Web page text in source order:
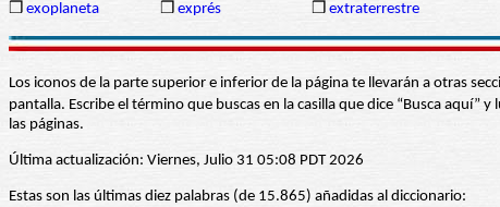
❒ exoplaneta ❒ exprés ❒ extraterrestre
Los iconos de la parte superior e inferior de la página te llevarán a otras
pantalla. Escribe el término que buscas en la casilla que dice “Busca
las páginas.
Última actualización: Viernes, Julio 31 05:08 PDT 2026
Estas son las últimas diez palabras (de 15.865) añadidas al diccionario: